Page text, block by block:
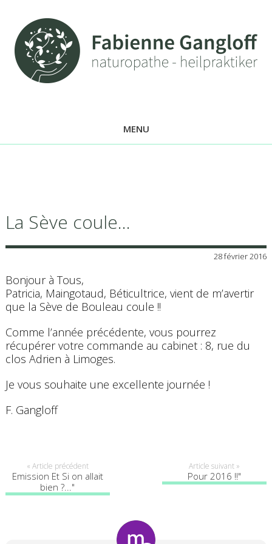
MENU
La Sève coule…
28 février 2016
Bonjour à Tous,
Patricia, Maingotaud, Béticultrice, vient de m’avertir
que la Sève de Bouleau coule !!
Comme l’année précédente, vous pourrez
récupérer votre commande au cabinet : 8, rue du
clos Adrien à Limoges.
Je vous souhaite une excellente journée !
F. Gangloff
« Article précédent
Emission Et Si on allait
bien ?..."
Article suivant »
Pour 2016 !!"